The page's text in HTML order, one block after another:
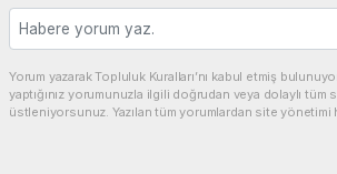
Yorum yazarak Topluluk Kuralları’nı kabul etmiş
yaptığınız yorumunuzla ilgili doğrudan veya dolaylı tüm
üstleniyorsunuz. Yazılan tüm yorumlardan site